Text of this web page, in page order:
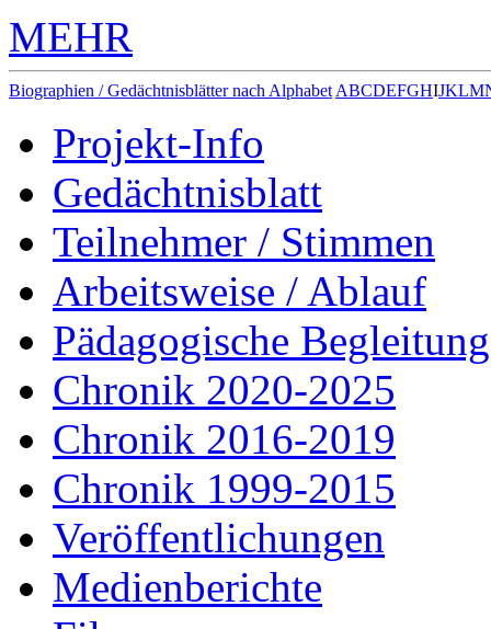
MEHR
Biographien / Gedächtnisblätter nach Alphabet ABCDEFGHIJKLM
Projekt-Info
Gedächtnisblatt
Teilnehmer / Stimmen
Arbeitsweise / Ablauf
Pädagogische Begleitung
Chronik 2020-2025
Chronik 2016-2019
Chronik 1999-2015
Veröffentlichungen
Medienberichte